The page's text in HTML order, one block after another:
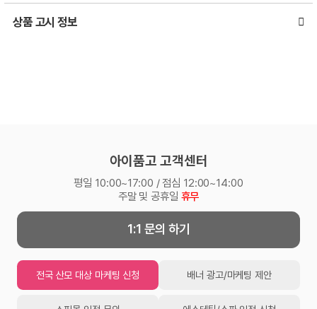
상품 고시 정보
아이품고 고객센터
평일 10:00~17:00 / 점심 12:00~14:00
주말 및 공휴일 휴무
1:1 문의 하기
전국 산모 대상 마케팅 신청 배너 광고/마케팅 제안